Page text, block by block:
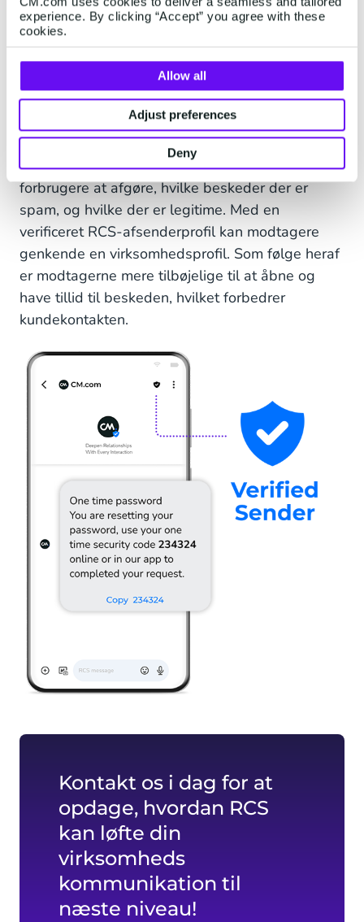
experience. By clicking “Accept” you agree with these
cookies.
Allow all
Adjust preferences
Deny
Beskyttelse mod svindel og
cyberkriminalitet
Smishing-angreb er stigende, hvilket gør, at de
fleste kunder er på vagt over for de sms-
beskeder, de modtager. Det kan være svært for
forbrugere at afgøre, hvilke beskeder der er
spam, og hvilke der er legitime. Med en
verificeret RCS-afsenderprofil kan modtagere
genkende en virksomhedsprofil. Som følge heraf
er modtagerne mere tilbøjelige til at åbne og
have tillid til beskeden, hvilket forbedrer
kundekontakten.
Kontakt os i dag for at
opdage, hvordan RCS
kan løfte din
virksomheds
kommunikation til
næste niveau!